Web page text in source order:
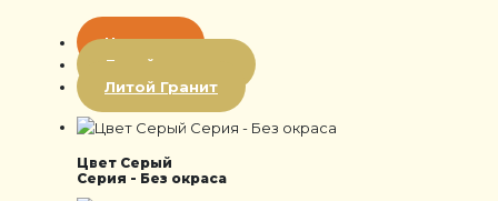
Цветная
Литой мрамор
Литой Гранит
Цвет Серый
Серия - Без окраса